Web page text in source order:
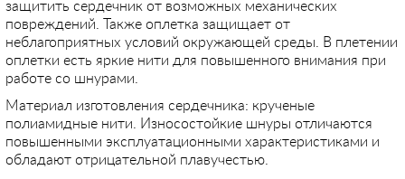
защитить сердечник от возможных механических
повреждений. Также оплетка защищает от
неблагоприятных условий окружающей среды. В плетении
оплетки есть яркие нити для повышенного внимания при
работе со шнурами.
Материал изготовления сердечника: крученые
полиамидные нити. Износостойкие шнуры отличаются
повышенными эксплуатационными характеристиками и
обладают отрицательной плавучестью.